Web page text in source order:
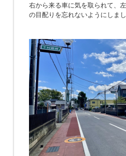
右から来る車に気を取られて、
の目配りを忘れないようにしまし